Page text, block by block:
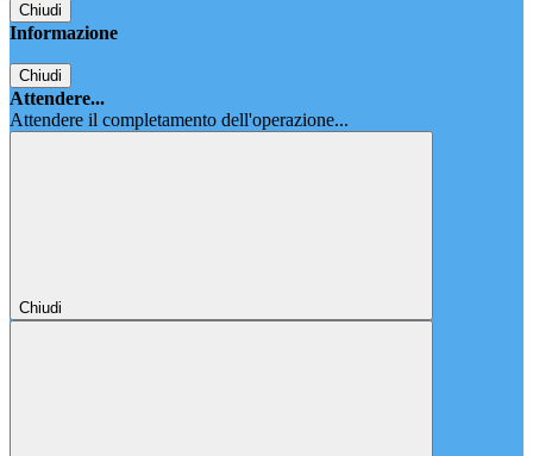
Chiudi
Informazione
Chiudi
Attendere...
Attendere il completamento dell'operazione...
Chiudi